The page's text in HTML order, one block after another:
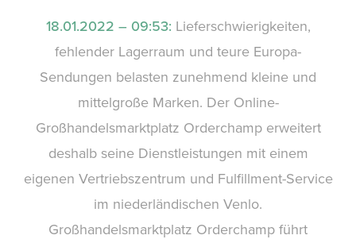
18.01.2022 – 09:53: Lieferschwierigkeiten,
fehlender Lagerraum und teure Europa-
Sendungen belasten zunehmend kleine und
mittelgroße Marken. Der Online-
Großhandelsmarktplatz Orderchamp erweitert
deshalb seine Dienstleistungen mit einem
eigenen Vertriebszentrum und Fulfillment-Service
im niederländischen Venlo.
Großhandelsmarktplatz Orderchamp führt